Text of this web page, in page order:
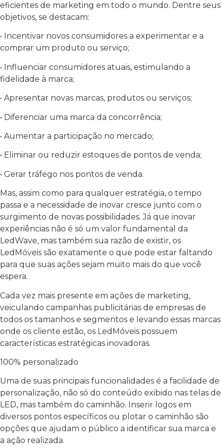
eficientes de marketing em todo o mundo. Dentre seus
objetivos, se destacam:
• Incentivar novos consumidores a experimentar e a
comprar um produto ou serviço;
• Influenciar consumidores atuais, estimulando a
fidelidade à marca;
• Apresentar novas marcas, produtos ou serviços;
• Diferenciar uma marca da concorrência;
• Aumentar a participação no mercado;
• Eliminar ou reduzir estoques de pontos de venda;
• Gerar tráfego nos pontos de venda.
Mas, assim como para qualquer estratégia, o tempo
passa e a necessidade de inovar cresce junto com o
surgimento de novas possibilidades. Já que inovar
experiências não é só um valor fundamental da
LedWave, mas também sua razão de existir, os
LedMóveis são exatamente o que pode estar faltando
para que suas ações sejam muito mais do que você
espera.
Cada vez mais presente em ações de marketing,
veiculando campanhas publicitárias de empresas de
todos os tamanhos e segmentos e levando essas marcas
onde os cliente estão, os LedMóveis possuem
características estratégicas inovadoras.
100% personalizado
Uma de suas principais funcionalidades é a facilidade de
personalização, não só do conteúdo exibido nas telas de
LED, mas também do caminhão. Inserir logos em
diversos pontos específicos ou plotar o caminhão são
opções que ajudam o público a identificar sua marca e
a ação realizada.